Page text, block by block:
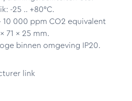
-25 .. +80°C.
000 ppm CO2 equivalent
71 x 25 mm.
binnen omgeving IP20.
link